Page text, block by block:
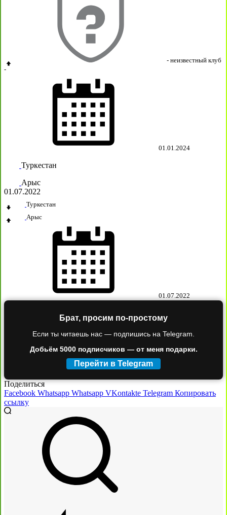
- неизвестный клуб
-
01.01.2024
Туркестан
Арыс
01.07.2022
Туркестан
Арыс
01.07.2022
Брат, просим по-простому
Если ты читаешь нас — подпишись на Telegram.
Добьём 5000 подписчиков — от меня подарки.
Перейти в Telegram
Поделиться
Facebook Whatsapp Whatsapp VKontakte Telegram Копировать
ссылку